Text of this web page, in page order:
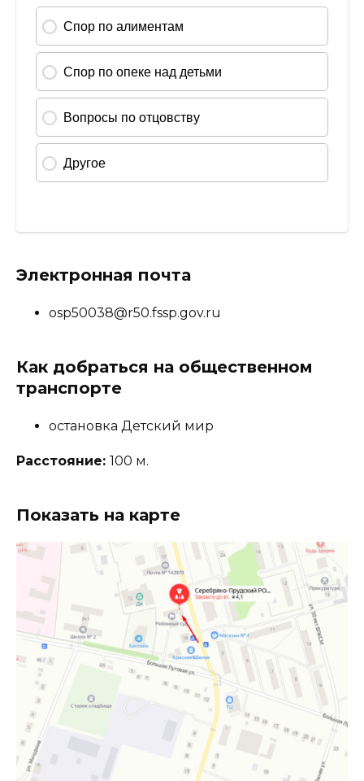
Электронная почта
osp50038@r50.fssp.gov.ru
Как добраться на общественном
транспорте
остановка Детский мир
Расстояние: 100 м.
Показать на карте